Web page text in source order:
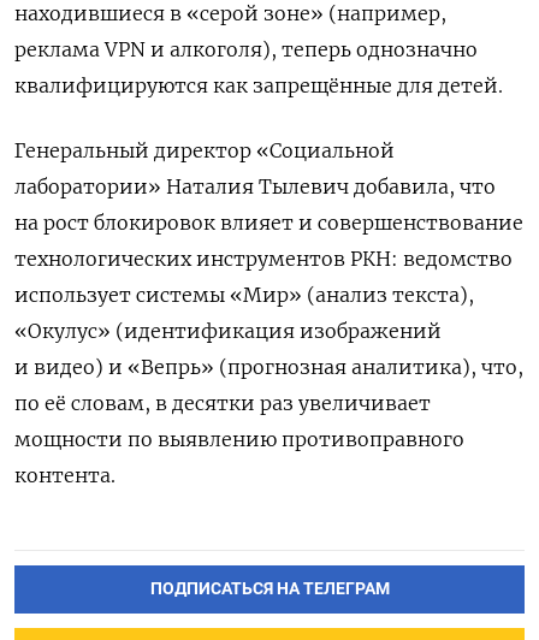
находившиеся в «серой зоне» (например,
реклама VPN и алкоголя), теперь однозначно
квалифицируются как запрещённые для детей.
Генеральный директор «Социальной
лаборатории» Наталия Тылевич добавила, что
на рост блокировок влияет и совершенствование
технологических инструментов РКН: ведомство
использует системы «Мир» (анализ текста),
«Окулус» (идентификация изображений
и видео) и «Вепрь» (прогнозная аналитика), что,
по её словам, в десятки раз увеличивает
мощности по выявлению противоправного
контента.
ПОДПИСАТЬСЯ НА ТЕЛЕГРАМ